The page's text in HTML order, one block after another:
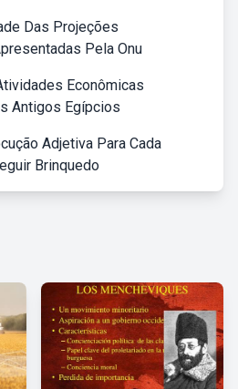
Das Projeções
Pela Onu
Econômicas
Antigos Egípcios
Adjetiva Para Cada
Brinquedo